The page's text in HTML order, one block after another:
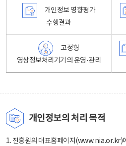
개인정보 영향평가
수행결과
고정형
영상정보처리기기의 운영·관리
개인정보의 처리 목적
1. 진흥원의 대표홈페이지(www.nia.or.kr)